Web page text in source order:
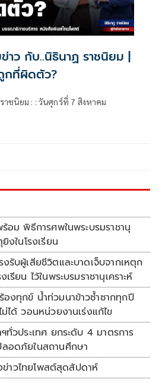
าว กับ..นิธินาฏ ราชนิยม |
กที่ผิดตัว?
าชนิยม : : วันศุกร์ที่ 7 สิงหาคม
อม พิธีการศพในพระบรมราชานุ
ยิงในโรงเรียน
รับผู้เสียชีวิตและบาดเจ็บจากเหตุก
เรียน ไว้ในพระบรมราชานุเคราะห์
องทุกข์ น้ำท่วมนาข้าวซ้ำซากทุกปี
ม่ได้ วอนหน่วยงานเร่งแก้ไข
ทั่วประเทศ ยกระดับ 4 มาตรการ
อดภัยในสถานศึกษา
าวไทยโพสต์สุดสัปดาห์